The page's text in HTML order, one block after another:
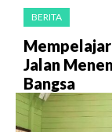
BERITA
Jalan
Bangsa